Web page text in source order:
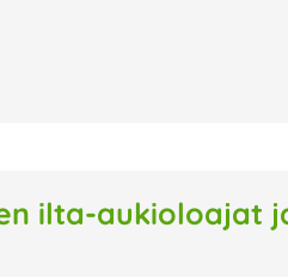
ilta-aukioloajat